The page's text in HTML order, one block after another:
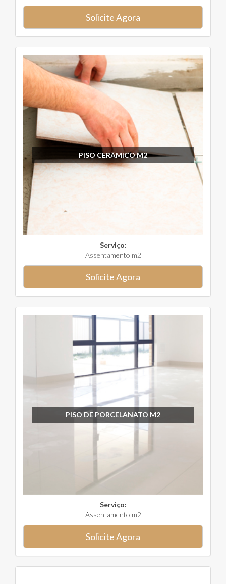
Solicite Agora
PISO CERÂMICO M2
Serviço:
Assentamento m2
Solicite Agora
PISO DE PORCELANATO M2
Serviço:
Assentamento m2
Solicite Agora